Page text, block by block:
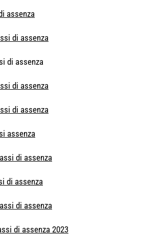
assenza
di assenza
di assenza
di assenza
di assenza
assenza
di assenza
di assenza
di assenza
di assenza 2023